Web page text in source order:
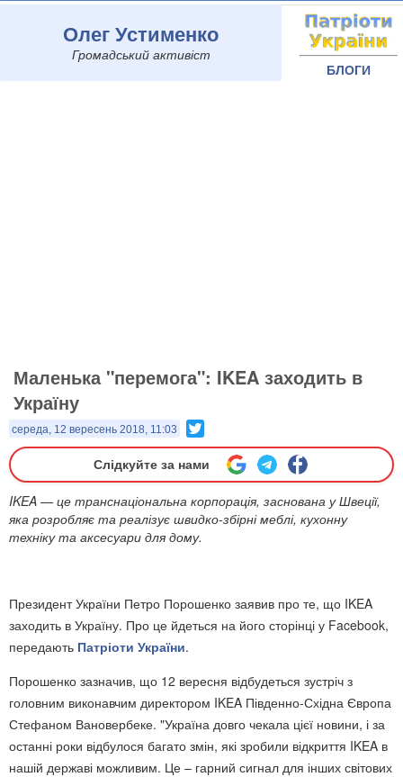
Олег Устименко
Громадський активіст
БЛОГИ
Маленька "перемога": IKEA заходить в
Україну
середа, 12 вересень 2018, 11:03
Слідкуйте за нами
IKEA — це транснаціональна корпорація, заснована у Швеції,
яка розробляє та реалізує швидко-збірні меблі, кухонну
техніку та аксесуари для дому.
Президент України Петро Порошенко заявив про те, що IKEA
заходить в Україну. Про це йдеться на його сторінці у Facebook,
передають Патріоти України.
Порошенко зазначив, що 12 вересня відбудеться зустріч з
головним виконавчим директором IKEA Південно-Східна Європа
Стефаном Вановербеке. "Україна довго чекала цієї новини, і за
останні роки відбулося багато змін, які зробили відкриття IKEA в
нашій державі можливим. Це – гарний сигнал для інших світових